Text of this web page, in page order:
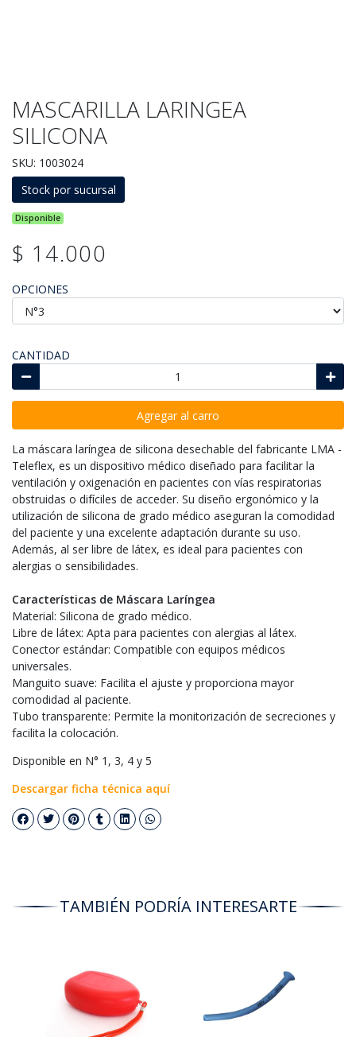
MASCARILLA LARINGEA
SILICONA
SKU: 1003024
Stock por sucursal
Disponible
$ 14.000
OPCIONES
CANTIDAD
Agregar al carro
La máscara laríngea de silicona desechable del fabricante LMA -
Teleflex, es un dispositivo médico diseñado para facilitar la
ventilación y oxigenación en pacientes con vías respiratorias
obstruidas o difíciles de acceder. Su diseño ergonómico y la
utilización de silicona de grado médico aseguran la comodidad
del paciente y una excelente adaptación durante su uso.
Además, al ser libre de látex, es ideal para pacientes con
alergias o sensibilidades.
Características de Máscara Laríngea
Material: Silicona de grado médico.
Libre de látex: Apta para pacientes con alergias al látex.
Conector estándar: Compatible con equipos médicos
universales.
Manguito suave: Facilita el ajuste y proporciona mayor
comodidad al paciente.
Tubo transparente: Permite la monitorización de secreciones y
facilita la colocación.
Disponible en N° 1, 3, 4 y 5
Descargar ficha técnica aquí
TAMBIÉN PODRÍA INTERESARTE